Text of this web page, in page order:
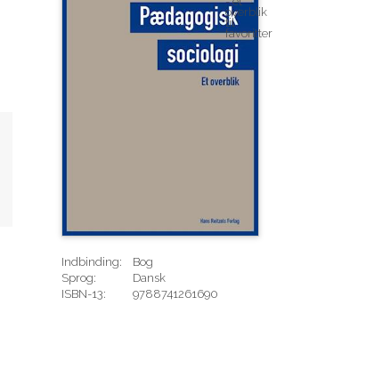
Indbinding:
Bog
Sprog:
Dansk
ISBN-13:
9788741261690